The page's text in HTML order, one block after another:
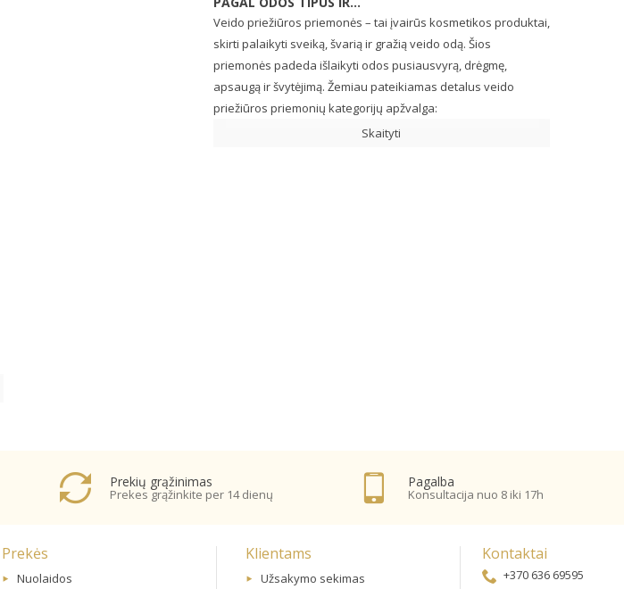
Veido priežiūros priemonės – tai įvairūs kosmetikos produktai,
skirti palaikyti sveiką, švarią ir gražią veido odą. Šios
priemonės padeda išlaikyti odos pusiausvyrą, drėgmę,
apsaugą ir švytėjimą. Žemiau pateikiamas detalus veido
priežiūros priemonių kategorijų apžvalga:
Skaityti
Prekių grąžinimas
Prekes grąžinkite per 14 dienų
Pagalba
Konsultacija nuo 8 iki 17h
Prekės
Nuolaidos
Klientams
Užsakymo sekimas
Kontaktai
+370 636 69595